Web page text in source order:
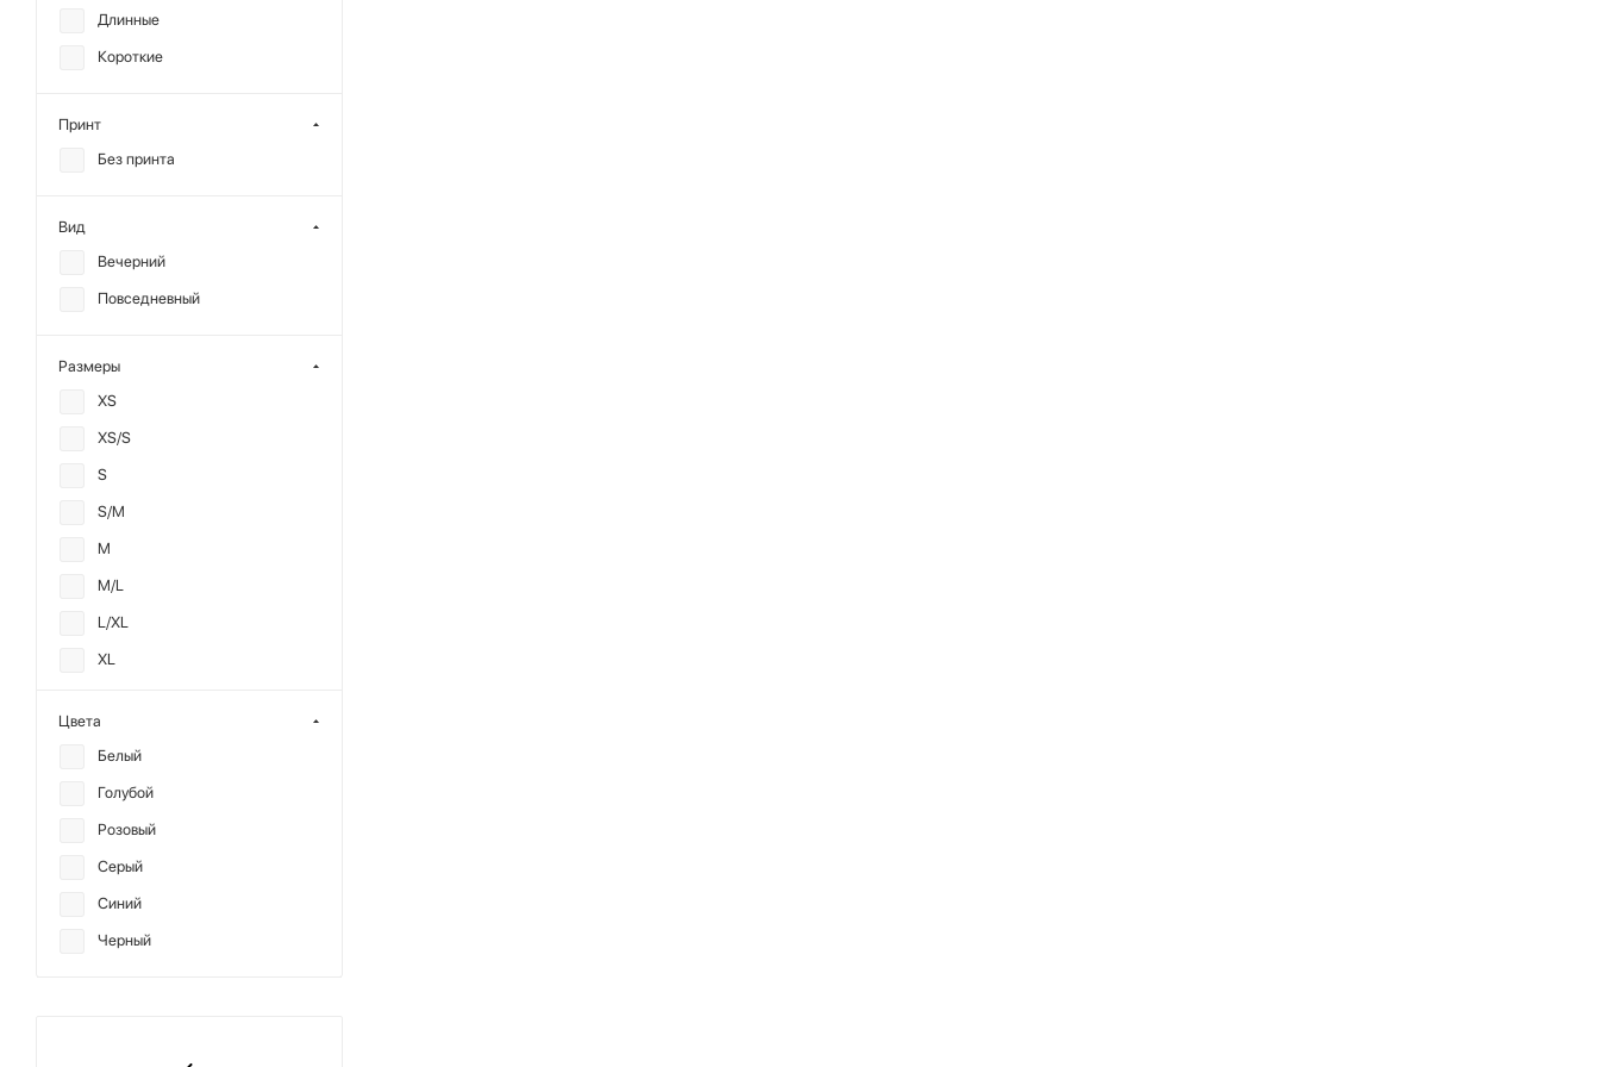
Длинные
Короткие
Принт
Без принта
Вид
Вечерний
Повседневный
Размеры
XS
XS/S
S
S/M
M
M/L
L/XL
XL
2XS/XS
Цвета
Белый
Голубой
Розовый
Серый
Синий
Черный